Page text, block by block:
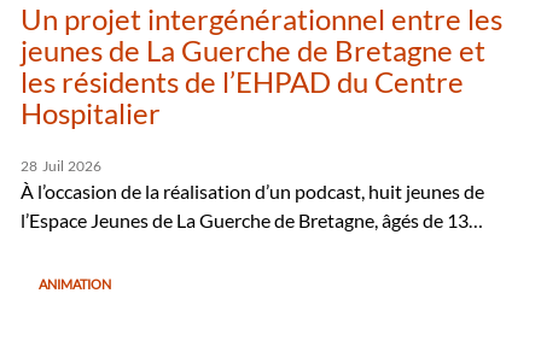
Un projet intergénérationnel entre les
jeunes de La Guerche de Bretagne et
les résidents de l’EHPAD du Centre
Hospitalier
28 Juil 2026
À l’occasion de la réalisation d’un podcast, huit jeunes de
l’Espace Jeunes de La Guerche de Bretagne, âgés de 13…
ANIMATION